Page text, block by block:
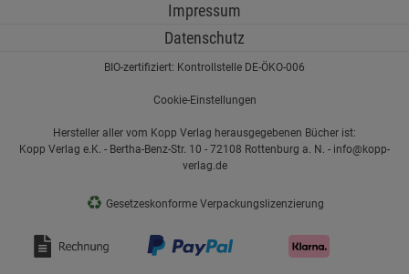
Impressum
Datenschutz
BIO-zertifiziert: Kontrollstelle DE-ÖKO-006
Cookie-Einstellungen
Hersteller aller vom Kopp Verlag herausgegebenen Bücher ist:
Kopp Verlag e.K. - Bertha-Benz-Str. 10 - 72108 Rottenburg a. N. - info@kopp-
verlag.de
♻ Gesetzeskonforme Verpackungslizenzierung